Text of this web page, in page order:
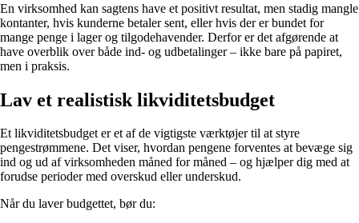
En virksomhed kan sagtens have et positivt resultat, men stadig mangle
kontanter, hvis kunderne betaler sent, eller hvis der er bundet for
mange penge i lager og tilgodehavender. Derfor er det afgørende at
have overblik over både ind- og udbetalinger – ikke bare på papiret,
men i praksis.
Lav et realistisk likviditetsbudget
Et likviditetsbudget er et af de vigtigste værktøjer til at styre
pengestrømmene. Det viser, hvordan pengene forventes at bevæge sig
ind og ud af virksomheden måned for måned – og hjælper dig med at
forudse perioder med overskud eller underskud.
Når du laver budgettet, bør du: